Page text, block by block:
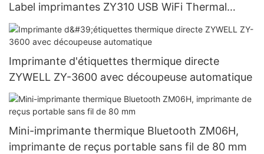
Label imprimantes ZY310 USB WiFi Thermal
Label Maker Imprimante avec conducteur USB +
WiFi
Imprimante d'étiquettes thermique directe
ZYWELL ZY-3600 avec découpeuse automatique
Mini-imprimante thermique Bluetooth ZM06H,
imprimante de reçus portable sans fil de 80 mm